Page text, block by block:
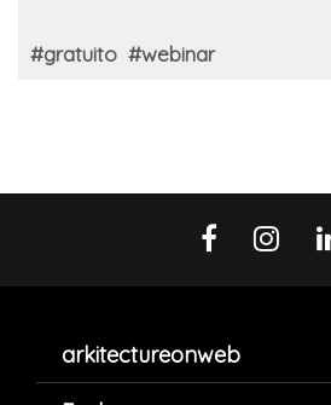
#gratuito #webinar
arkitectureonweb